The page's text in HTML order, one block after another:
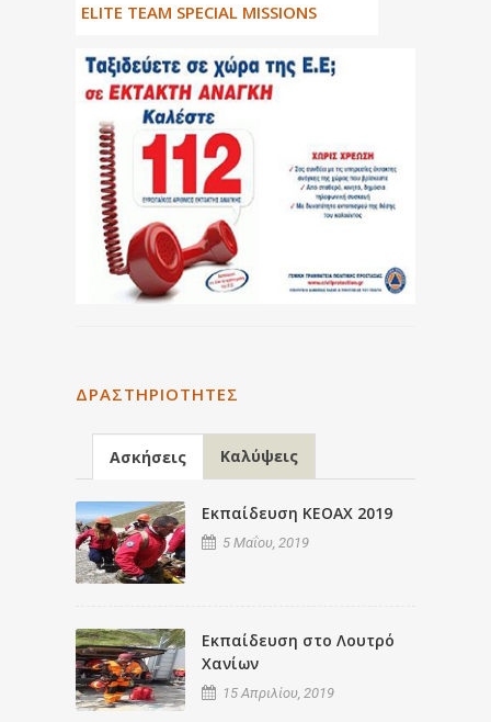
ΕLITE TEAM SPECIAL MISSIONS
ΔΡΑΣΤΗΡΙΌΤΗΤΕΣ
Ασκήσεις Καλύψεις
Εκπαίδευση ΚΕΟΑΧ 2019
5 Μαΐου, 2019
Εκπαίδευση στο Λουτρό
Χανίων
15 Απριλίου, 2019